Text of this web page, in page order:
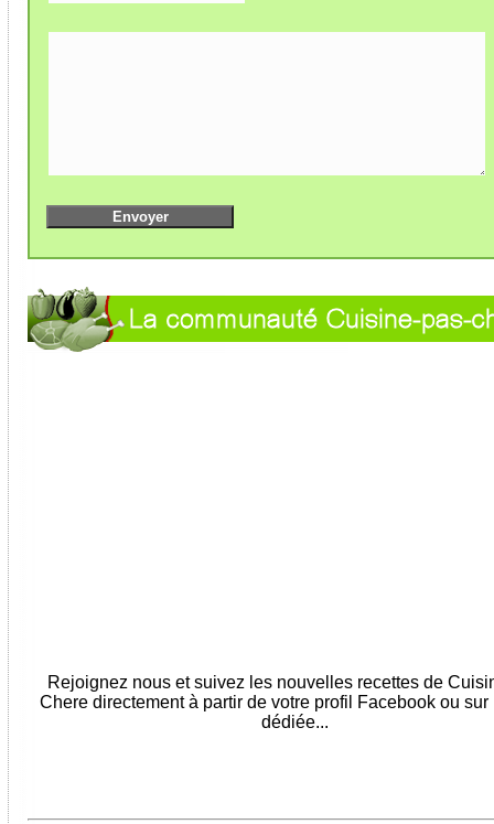
Rejoignez nous et suivez les nouvelles recettes de
Chere directement à partir de votre profil Facebook ou sur
dédiée...